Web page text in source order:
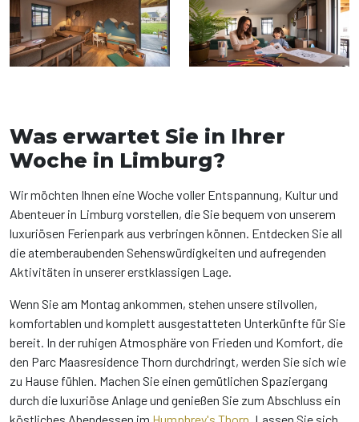
Was erwartet Sie in Ihrer
Woche in Limburg?
Wir möchten Ihnen eine Woche voller Entspannung, Kultur und
Abenteuer in Limburg vorstellen, die Sie bequem von unserem
luxuriösen Ferienpark aus verbringen können. Entdecken Sie all
die atemberaubenden Sehenswürdigkeiten und aufregenden
Aktivitäten in unserer erstklassigen Lage.
Wenn Sie am Montag ankommen, stehen unsere stilvollen,
komfortablen und komplett ausgestatteten Unterkünfte für Sie
bereit. In der ruhigen Atmosphäre von Frieden und Komfort, die
den Parc Maasresidence Thorn durchdringt, werden Sie sich wie
zu Hause fühlen. Machen Sie einen gemütlichen Spaziergang
durch die luxuriöse Anlage und genießen Sie zum Abschluss ein